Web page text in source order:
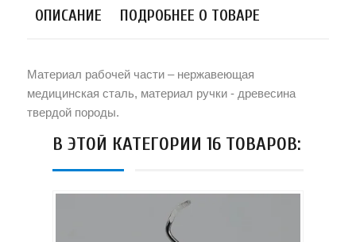
ОПИСАНИЕ ПОДРОБНЕЕ О ТОВАРЕ
Материал рабочей части – нержавеющая
медицинская сталь, материал ручки - древесина
твердой породы.
В ЭТОЙ КАТЕГОРИИ 16 ТОВАРОВ: